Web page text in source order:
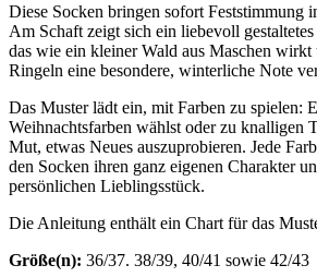
Diese Socken bringen sofort Feststimmung
Am Schaft zeigt sich ein liebevoll
das wie ein kleiner Wald aus Maschen wirkt
Ringeln eine besondere, winterliche Note
Das Muster lädt ein, mit Farben zu spielen:
Weihnachtsfarben wählst oder zu knalligen
Mut, etwas Neues auszuprobieren. Jede
den Socken ihren ganz eigenen Charakter
persönlichen Lieblingsstück.
Die Anleitung enthält ein Chart für das
Größe(n): 36/37. 38/39, 40/41 sowie 42/43